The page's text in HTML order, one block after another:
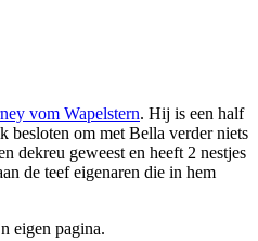
vom Wapelstern. Hij is een half
besloten om met Bella verder niets
dekreu geweest en heeft 2 nestjes
de teef eigenaren die in hem
eigen pagina.